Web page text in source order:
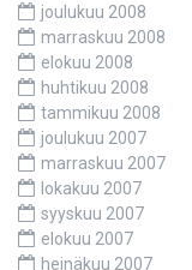
joulukuu 2008
marraskuu 2008
elokuu 2008
huhtikuu 2008
tammikuu 2008
joulukuu 2007
marraskuu 2007
lokakuu 2007
syyskuu 2007
elokuu 2007
heinäkuu 2007